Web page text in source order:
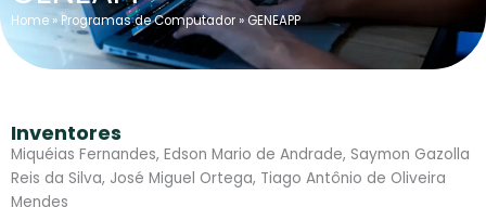
Home» Programas de Computador»GENEAPP
Inventores
Miquéias Fernandes, Edson Mario de Andrade, Saymon Gazolla
Reis da Silva, José Miguel Ortega, Tiago Antônio de Oliveira
Mendes